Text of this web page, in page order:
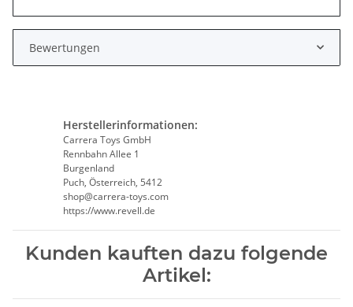
Bewertungen
Herstellerinformationen:
Carrera Toys GmbH
Rennbahn Allee 1
Burgenland
Puch, Österreich, 5412
shop@carrera-toys.com
https://www.revell.de
Kunden kauften dazu folgende
Artikel: